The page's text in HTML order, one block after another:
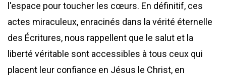
l'espace pour toucher les cœurs. En définitif, ces
actes miraculeux, enracinés dans la vérité éternelle
des Écritures, nous rappellent que le salut et la
liberté véritable sont accessibles à tous ceux qui
placent leur confiance en Jésus le Christ, en